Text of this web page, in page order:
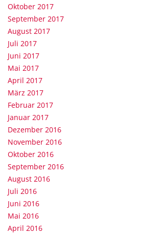
Oktober 2017
September 2017
August 2017
Juli 2017
Juni 2017
Mai 2017
April 2017
März 2017
Februar 2017
Januar 2017
Dezember 2016
November 2016
Oktober 2016
September 2016
August 2016
Juli 2016
Juni 2016
Mai 2016
April 2016